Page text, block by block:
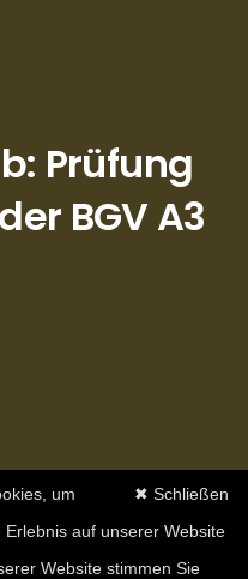
Prüfung
BGV A3
✖ Schließen
um
auf unserer Website
Website stimmen Sie